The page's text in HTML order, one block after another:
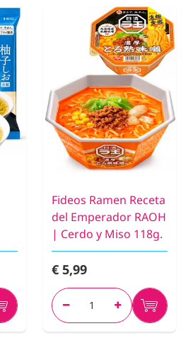
Fideos Ramen Receta
del Emperador RAOH
| Cerdo y Miso 118g.
€ 5,99